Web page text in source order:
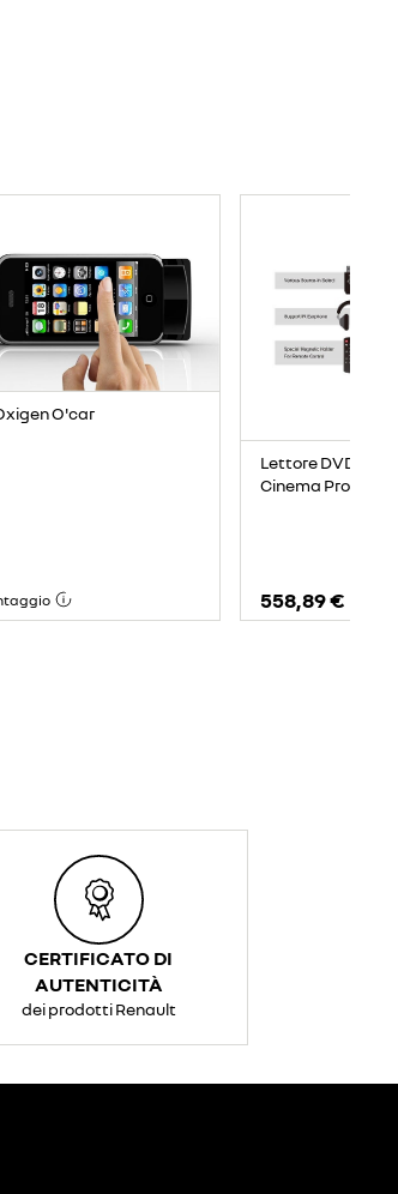
O'car
Lettore DVD WIFI
Cinema Pro
558,89 €
CERTIFICATO DI
AUTENTICITÀ
dei prodotti Renault